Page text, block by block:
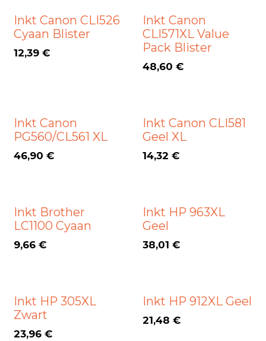
Inkt Canon CLI526
Cyaan Blister
12,39 €
Inkt Canon
CLI571XL Value
Pack Blister
48,60 €
Inkt Canon
PG560/CL561 XL
46,90 €
Inkt Canon CLI581
Geel XL
14,32 €
Inkt Brother
LC1100 Cyaan
9,66 €
Inkt HP 963XL
Geel
38,01 €
Inkt HP 305XL
Zwart
23,96 €
Inkt HP 912XL Geel
21,48 €